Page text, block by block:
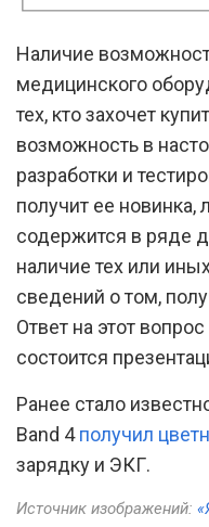
Наличие
медицинского
тех, кто захочет
возможность в
разработки и
получит ее
содержится в ряде
наличие тех или
сведений о том,
Ответ на этот
состоится
Ранее стало
Band 4получил
зарядку и ЭКГ.
Источник изображений: